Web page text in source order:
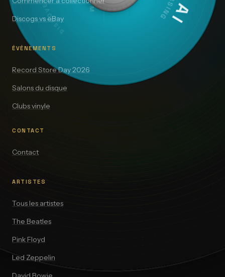
Discogs vs eBay
ÉVÉNEMENTS
Record Store Day 2026
Salons du disque
Clubs vinyle
CONTACT
Contact
ARTISTES
Tous les artistes
The Beatles
Pink Floyd
Led Zeppelin